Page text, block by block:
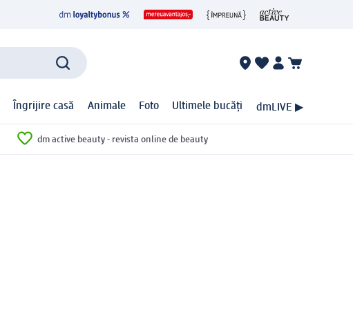
Îngrijire casă Animale Foto Ultimele bucăți dmLIVE ▶
dm active beauty - revista online de beauty